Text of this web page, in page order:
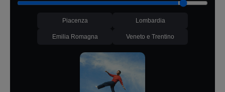
Piacenza Lombardia
Emilia Romagna Veneto e Trentino